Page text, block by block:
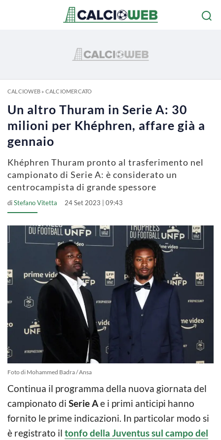
CALCIOWEB» CALCIOMERCATO
Un altro Thuram in Serie A: 30
milioni per Khéphren, affare già a
gennaio
Khéphren Thuram pronto al trasferimento nel
campionato di Serie A: è considerato un
centrocampista di grande spessore
diStefano Vitetta 24 Set 2023 | 09:43
Foto di Mohammed Badra / Ansa
Continua il programma della nuova giornata del
campionato di Serie Ae i primi anticipi hanno
fornito le prime indicazioni. In particolar modo si
è registrato il tonfo della Juventus sul campo del